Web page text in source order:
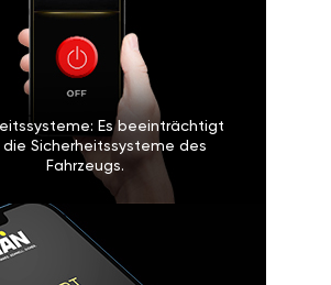
Es beeinträchtigt
Sicherheitssysteme des
Fahrzeugs.